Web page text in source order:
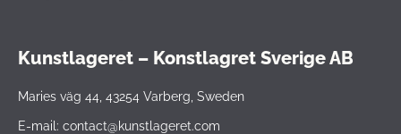
Kunstlageret – Konstlagret Sverige AB
Maries väg 44, 43254 Varberg, Sweden
E-mail: contact@kunstlageret.com